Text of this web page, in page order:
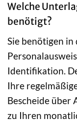
Welche
benötigt?
Sie benötigen in
Identifikation.
Ihre
Bescheide über
zu Ihren